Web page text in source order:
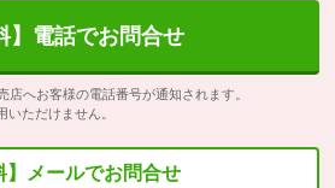
】電話でお問合せ
店へお客様の電話番号が通知されます。
いただけません。
】メールでお問合せ